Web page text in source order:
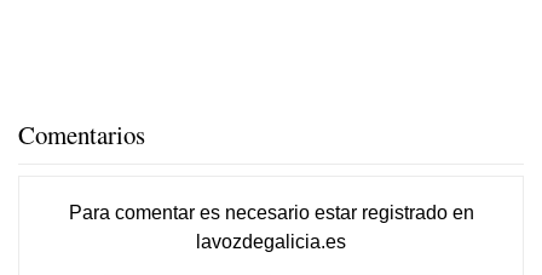
Comentarios
Para comentar es necesario estar registradoen
lavozdegalicia.es